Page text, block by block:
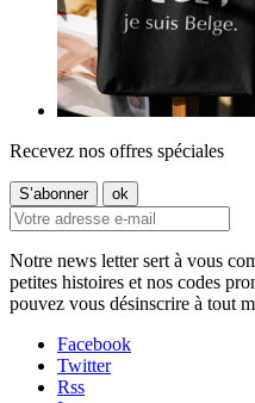
Recevez nos offres spéciales
Notre news letter sert à vous
petites histoires et nos codes
pouvez vous désinscrire à tout
Facebook
Twitter
Rss